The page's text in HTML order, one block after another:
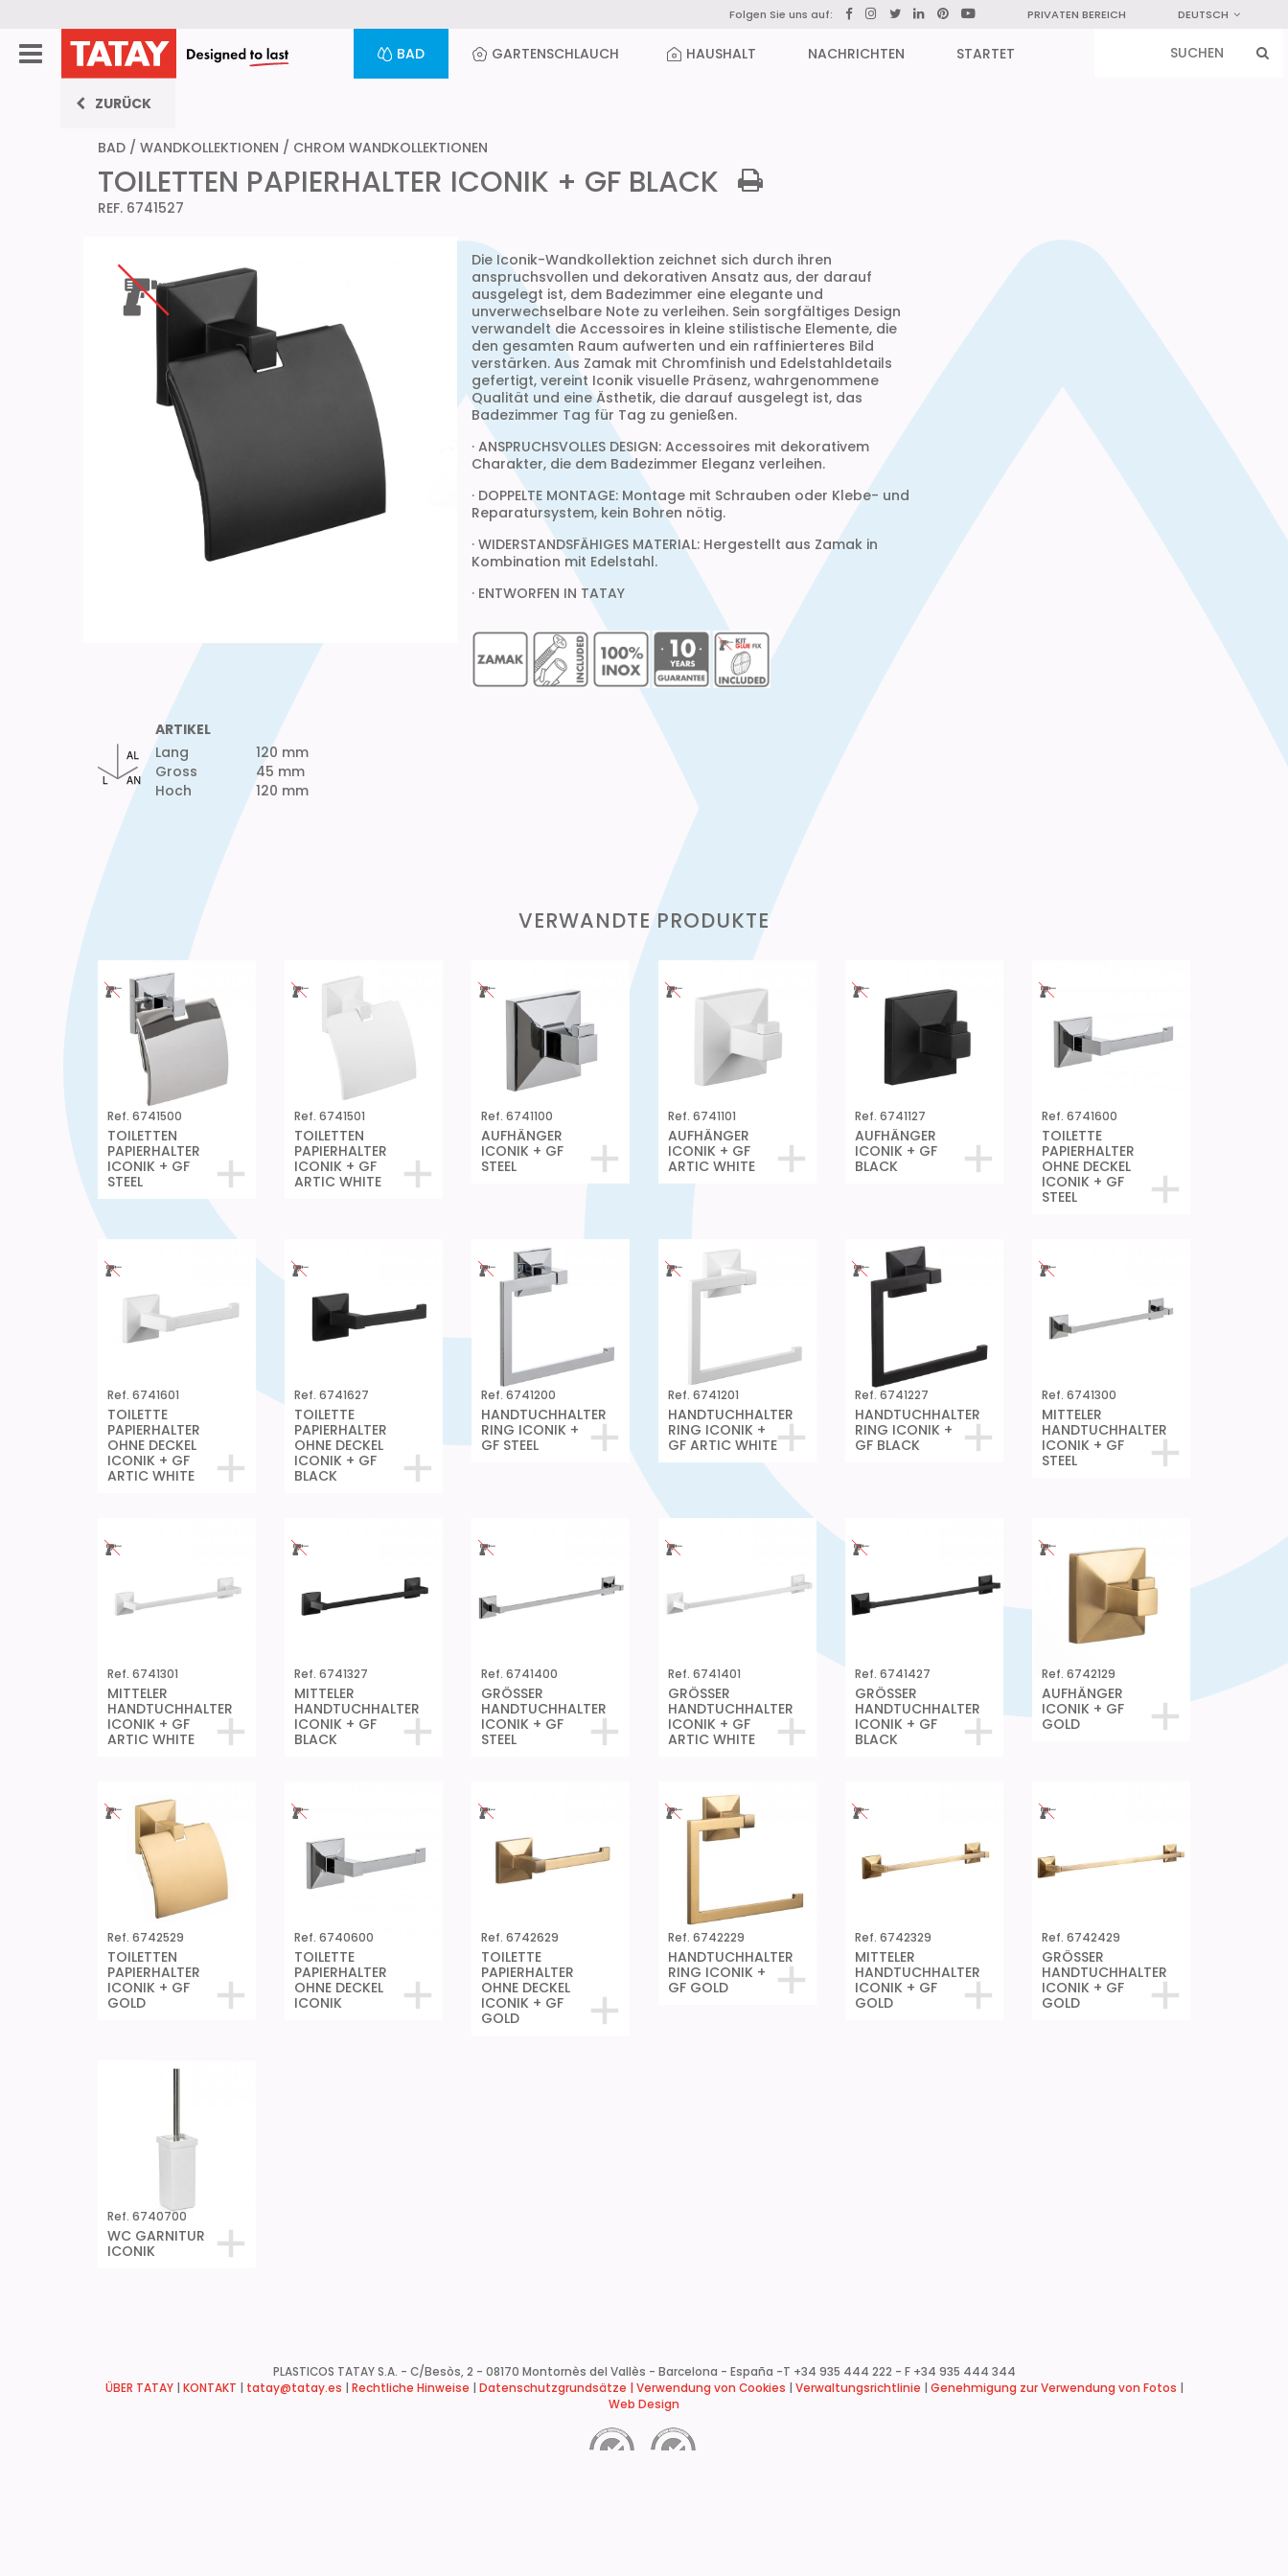
Folgen Sie uns auf: PRIVATEN BEREICH DEUTSCH
BAD GARTENSCHLAUCH HAUSHALT NACHRICHTEN STARTET
ZURÜCK
BAD / WANDKOLLEKTIONEN / CHROM WANDKOLLEKTIONEN
TOILETTEN PAPIERHALTER ICONIK + GF BLACK
REF. 6741527
Die Iconik-Wandkollektion zeichnet sich durch ihren
anspruchsvollen und dekorativen Ansatz aus, der darauf
ausgelegt ist, dem Badezimmer eine elegante und
unverwechselbare Note zu verleihen. Sein sorgfältiges Design
verwandelt die Accessoires in kleine stilistische Elemente, die
den gesamten Raum aufwerten und ein raffinierteres Bild
verstärken. Aus Zamak mit Chromfinish und Edelstahldetails
gefertigt, vereint Iconik visuelle Präsenz, wahrgenommene
Qualität und eine Ästhetik, die darauf ausgelegt ist, das
Badezimmer Tag für Tag zu genießen.
· ANSPRUCHSVOLLES DESIGN: Accessoires mit dekorativem
Charakter, die dem Badezimmer Eleganz verleihen.
· DOPPELTE MONTAGE: Montage mit Schrauben oder Klebe- und
Reparatursystem, kein Bohren nötig.
· WIDERSTANDSFÄHIGES MATERIAL: Hergestellt aus Zamak in
Kombination mit Edelstahl.
· ENTWORFEN IN TATAY
ARTIKEL
Lang
Gross
Hoch
120 mm
45 mm
120 mm
VERWANDTE PRODUKTE
Ref. 6741500
TOILETTEN
PAPIERHALTER
ICONIK + GF
STEEL
Ref. 6741501
TOILETTEN
PAPIERHALTER
ICONIK + GF
ARTIC WHITE
Ref. 6741100
AUFHÄNGER
ICONIK + GF
STEEL
Ref. 6741101
AUFHÄNGER
ICONIK + GF
ARTIC WHITE
Ref. 6741127
AUFHÄNGER
ICONIK + GF
BLACK
Ref. 6741600
TOILETTE
PAPIERHALTER
OHNE DECKEL
ICONIK + GF
STEEL
Ref. 6741601
TOILETTE
PAPIERHALTER
OHNE DECKEL
ICONIK + GF
ARTIC WHITE
Ref. 6741627
TOILETTE
PAPIERHALTER
OHNE DECKEL
ICONIK + GF
BLACK
Ref. 6741200
HANDTUCHHALTER
RING ICONIK +
GF STEEL
Ref. 6741201
HANDTUCHHALTER
RING ICONIK +
GF ARTIC WHITE
Ref. 6741227
HANDTUCHHALTER
RING ICONIK +
GF BLACK
Ref. 6741300
MITTELER
HANDTUCHHALTER
ICONIK + GF
STEEL
Ref. 6741301
MITTELER
HANDTUCHHALTER
ICONIK + GF
ARTIC WHITE
Ref. 6741327
MITTELER
HANDTUCHHALTER
ICONIK + GF
BLACK
Ref. 6741400
GRÖSSER
HANDTUCHHALTER
ICONIK + GF
STEEL
Ref. 6741401
GRÖSSER
HANDTUCHHALTER
ICONIK + GF
ARTIC WHITE
Ref. 6741427
GRÖSSER
HANDTUCHHALTER
ICONIK + GF
BLACK
Ref. 6742129
AUFHÄNGER
ICONIK + GF
GOLD
Ref. 6742529
TOILETTEN
PAPIERHALTER
ICONIK + GF
GOLD
Ref. 6740600
TOILETTE
PAPIERHALTER
OHNE DECKEL
ICONIK
Ref. 6742629
TOILETTE
PAPIERHALTER
OHNE DECKEL
ICONIK + GF
GOLD
Ref. 6742229
HANDTUCHHALTER
RING ICONIK +
GF GOLD
Ref. 6742329
MITTELER
HANDTUCHHALTER
ICONIK + GF
GOLD
Ref. 6742429
GRÖSSER
HANDTUCHHALTER
ICONIK + GF
GOLD
Ref. 6740700
WC GARNITUR
ICONIK
PLASTICOS TATAY S.A. - C/Besòs, 2 - 08170 Montornès del Vallès - Barcelona - España -T +34 935 444 222 - F +34 935 444 344
ÜBER TATAY| KONTAKT tatay@tatay.es Rechtliche Hinweise Datenschutzgrundsätze | Verwendung von Cookies Verwaltungsrichtlinie Genehmigung zur Verwendung von Fotos
Web Design